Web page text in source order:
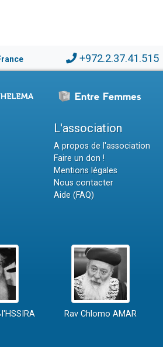
+972.2.37.41.515
L'association
A propos de l'association
Faire un don !
Mentions légales
Nous contacter
Aide (FAQ)
Rav Chlomo AMAR